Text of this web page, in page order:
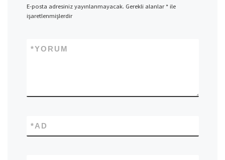
E-posta adresiniz yayınlanmayacak. Gerekli alanlar*ile
işaretlenmişlerdir
YORUM
*
AD
*